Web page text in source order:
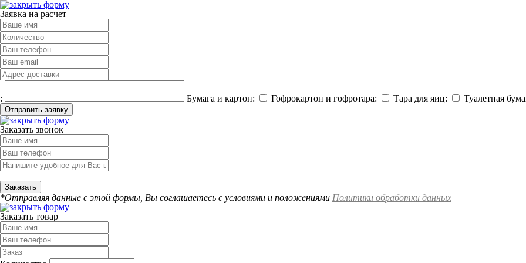
Заявка на расчет
: Бумага и картон: Гофрокартон и гофротара: Тара для яиц: Туалетная
Заказать звонок
*Отправляя данные с этой формы, Вы соглашаетесь с условиями и положениями Политики обработки данных
Заказать товар